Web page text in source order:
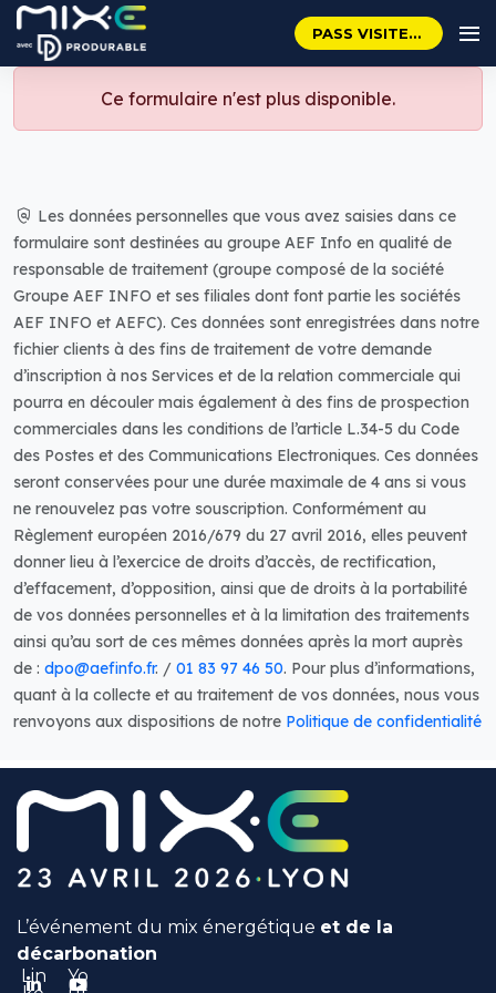
PASS VISITEUR GRATUIT
L’événement du mix énergétique et de la
décarbonation
Lin
Yo